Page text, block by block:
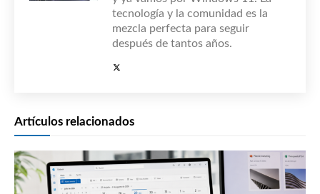
tecnología y la comunidad es la
mezcla perfecta para seguir
después de tantos años.
Artículos relacionados